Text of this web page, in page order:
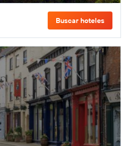
Buscar hoteles